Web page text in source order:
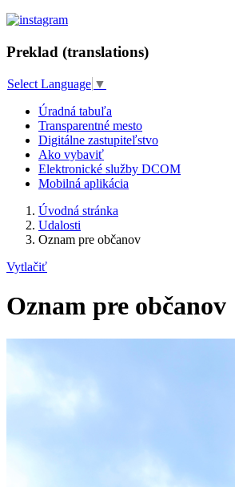
Preklad (translations)
Select Language ▼
Úradná tabuľa
Transparentné mesto
Digitálne zastupiteľstvo
Ako vybaviť
Elektronické služby DCOM
Mobilná aplikácia
Úvodná stránka
Udalosti
Oznam pre občanov
Vytlačiť
Oznam pre občanov